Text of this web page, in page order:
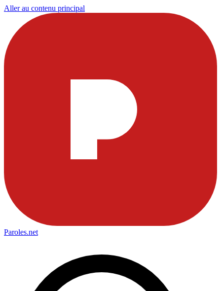
Aller au contenu principal
Paroles.net